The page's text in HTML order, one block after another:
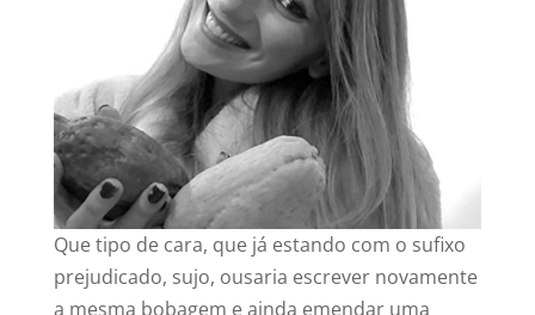
Que tipo de cara, que já estando com o sufixo
prejudicado, sujo, ousaria escrever novamente
a mesma bobagem e ainda emendar uma